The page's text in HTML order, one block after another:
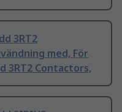
3RT2
med, För
3RT2 Contactors,